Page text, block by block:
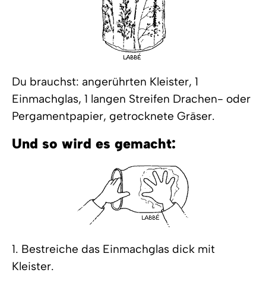
Du brauchst: angerührten Kleister, 1
Einmachglas, 1 langen Streifen Drachen- oder
Pergamentpapier, getrocknete Gräser.
Und so wird es gemacht:
1. Bestreiche das Einmachglas dick mit
Kleister.